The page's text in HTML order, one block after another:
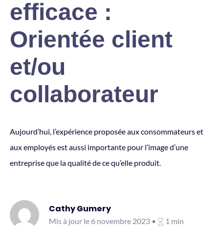
efficace :
Orientée client
et/ou
collaborateur
Aujourd’hui, l’expérience proposée aux consommateurs et
aux employés est aussi importante pour l’image d’une
entreprise que la qualité de ce qu’elle produit.
Cathy Gumery
Mis à jour le 6 novembre 2023 • 1 min